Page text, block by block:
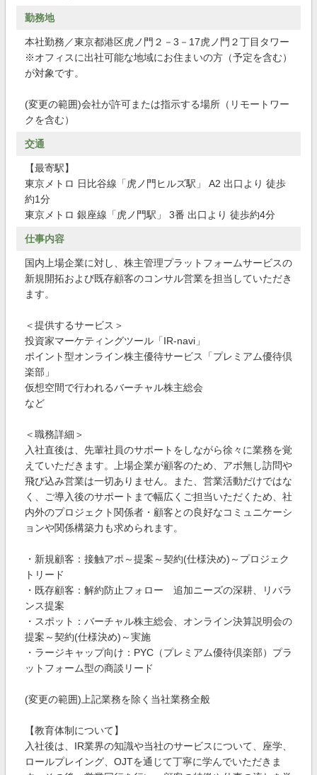
勤務地
本社勤務／東京都港区虎ノ門２－3－17虎ノ門２丁目タワー
※オフィスに出社可能な地域にお住まいの方（予定を含む）
が対象です。
(変更の範囲)会社が許可または指示する場所（リモートワー
クを含む）
交通
【最寄駅】
東京メトロ 日比谷線「虎ノ門ヒルズ駅」 A2 出口より 徒歩
約1分
東京メトロ 銀座線「虎ノ門駅」 3番 出口より 徒歩約4分
仕事内容
国内上場企業に対し、株主管理プラットフォームサービスの
新規開拓および既存顧客のコンサル営業を担当していただき
ます。
＜提供するサービス＞
投資家マーケティングツール「IR-navi」
ポイント型オンライン株主優待サービス「プレミアム優待倶
楽部」
仮想空間で行われるバーチャル株主総会
など
＜職務詳細＞
入社直後は、先輩社員のサポートをしながら徐々に業務を覚
えていただきます。上場企業が顧客のため、アポ無し訪問や
飛び込み営業は一切ありません。また、営業活動だけではな
く、ご導入後のサポートまで幅広くご担当いただくため、社
内外のプロジェクト関係者・顧客との良好なコミュニケーシ
ョンや関係構築力も求められます。
・新規顧客：接触アポ～提案～契約(仕様決め)～プロジェク
トリード​
・既存顧客：解約防止フォロー 追加ニーズの深耕、リバラ
ンス提案
・スポット：バーチャル株主総会、オンライン決算説明会の
提案～契約(仕様決め)～実施
・ラージキャップ向け：PYC（プレミアム優待倶楽部）プラ
ットフォーム型の商談リード
(変更の範囲)上記業務を除く当社業務全般
【教育体制について】
入社後は、IR業界の知識や当社のサービスについて、座学、
ロールプレイング、OJTを通じて丁寧に学んでいただきま